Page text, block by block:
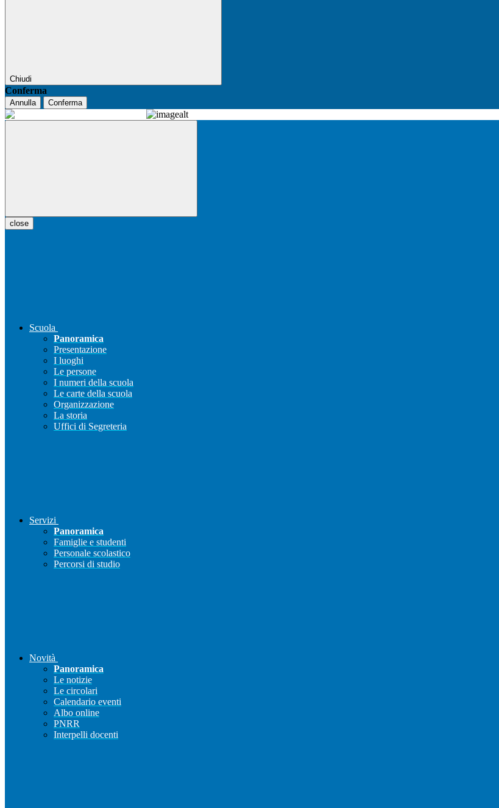
Chiudi
Conferma
Annulla Conferma
close
Scuola
Panoramica
Presentazione
I luoghi
Le persone
I numeri della scuola
Le carte della scuola
Organizzazione
La storia
Uffici di Segreteria
Servizi
Panoramica
Famiglie e studenti
Personale scolastico
Percorsi di studio
Novità
Panoramica
Le notizie
Le circolari
Calendario eventi
Albo online
PNRR
Interpelli docenti